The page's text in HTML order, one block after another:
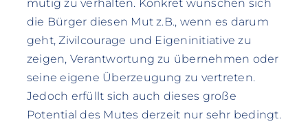
mutig zu verhalten. Konkret wünschen sich
die Bürger diesen Mut z.B., wenn es darum
geht, Zivilcourage und Eigeninitiative zu
zeigen, Verantwortung zu übernehmen oder
seine eigene Überzeugung zu vertreten.
Jedoch erfüllt sich auch dieses große
Potential des Mutes derzeit nur sehr bedingt.